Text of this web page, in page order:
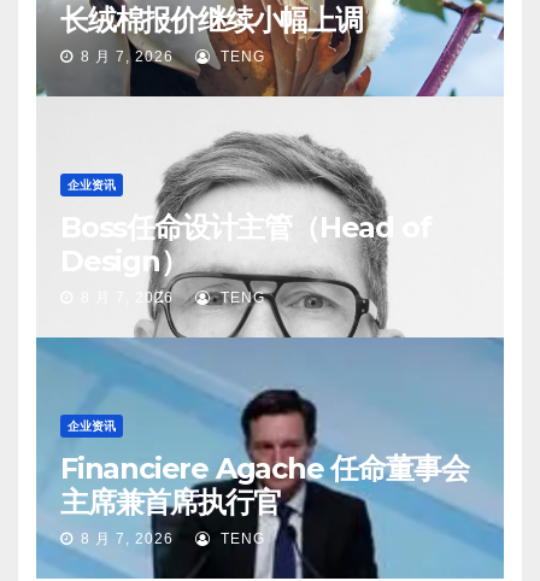
长绒棉报价继续小幅上调
8 月 7, 2026 TENG
企业资讯
Boss任命设计主管（Head of
Design）
8 月 7, 2026 TENG
企业资讯
Financiere Agache 任命董事会
主席兼首席执行官
8 月 7, 2026 TENG